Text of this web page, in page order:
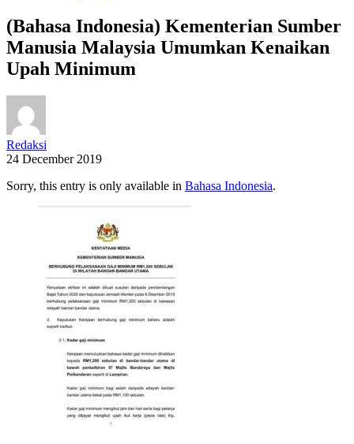
(Bahasa Indonesia) Kementerian Sumber
Manusia Malaysia Umumkan Kenaikan
Upah Minimum
Redaksi
24 December 2019
Sorry, this entry is only available in Bahasa Indonesia.